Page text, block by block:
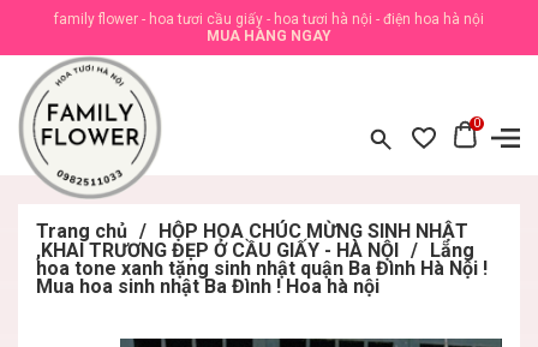
family flower - hoa tươi cầu giấy - hoa tươi hà nội - điện hoa hà nội
MUA HÀNG NGAY
0
Trang chủ / HỘP HOA CHÚC MỪNG SINH NHẬT
,KHAI TRƯƠNG ĐẸP Ở CẦU GIẤY - HÀ NỘI / Lẵng
hoa tone xanh tặng sinh nhật quận Ba Đình Hà Nội !
Mua hoa sinh nhật Ba Đình ! Hoa hà nội